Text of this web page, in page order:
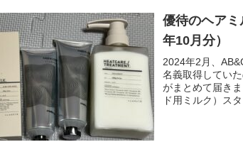
優待のヘア
年10月分）
2024年2月、
名義取得してい
がまとめて届き
ド用ミルク）ス